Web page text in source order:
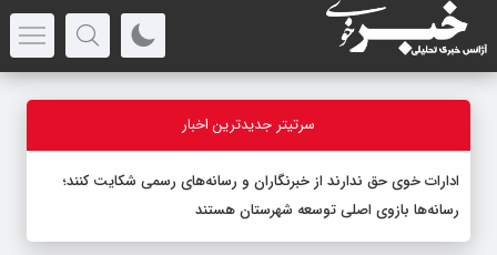
سرتیتر جدیدترین اخبار
ادارات خوی حق ندارند از خبرنگاران و رسانه‌های رسمی شکایت کنند؛
رسانه‌ها بازوی اصلی توسعه شهرستان هستند